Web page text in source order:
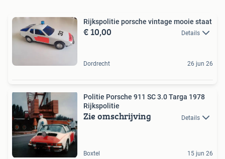
Rijkspolitie porsche vintage mooie staat
€ 10,00 Details
Dordrecht 26 jun 26
Politie Porsche 911 SC 3.0 Targa 1978
Rijkspolitie
Zie omschrijving Details
Boxtel 15 jun 26